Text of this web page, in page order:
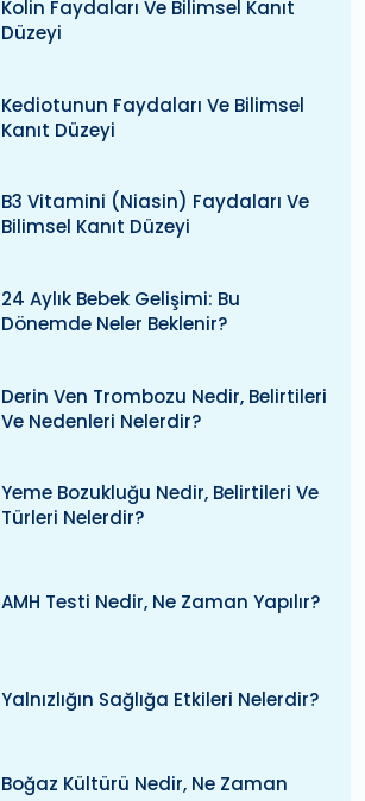
Kolin Faydaları Ve Bilimsel Kanıt
Düzeyi
Kediotunun Faydaları Ve Bilimsel
Kanıt Düzeyi
B3 Vitamini (niasin) Faydaları Ve
Bilimsel Kanıt Düzeyi
24 Aylık Bebek Gelişimi: Bu
Dönemde Neler Beklenir?
Derin Ven Trombozu Nedir, Belirtileri
Ve Nedenleri Nelerdir?
Yeme Bozukluğu Nedir, Belirtileri Ve
Türleri Nelerdir?
AMH Testi Nedir, Ne Zaman Yapılır?
Yalnızlığın Sağlığa Etkileri Nelerdir?
Boğaz Kültürü Nedir, Ne Zaman